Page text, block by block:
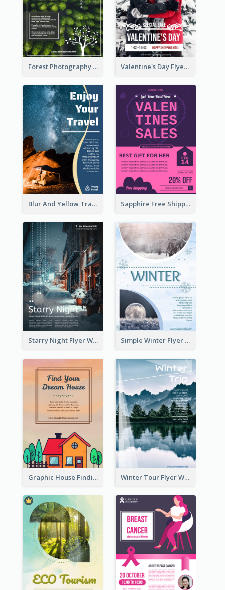
Forest Photography Flyer Of ECO Tourism Valentine's Day Flyer With Photo Of Couple
Blur And Yellow Travelling Flyer Decorated With Photo Sapphire Free Shipping Flyer Design Ideas
Starry Night Flyer With Street View Simple Winter Flyer With Snow Decorations
Graphic House Finding Flyer In Warm Colour Tone Winter Tour Flyer With Photo Of Snow Mountain